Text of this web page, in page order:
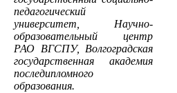
педагогический
университет, Научно-
образовательный центр
РАО ВГСПУ, Волгоградская
государственная академия
последипломного
образования.